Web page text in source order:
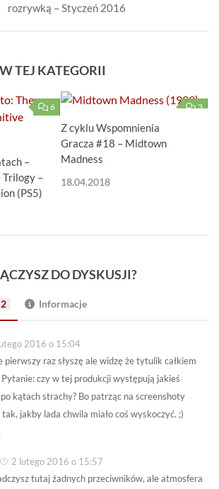
rozrywką – Styczeń 2016
TEJ KATEGORII
6
–
Trilogy –
(PS5)
3
Z cyklu Wspomnienia
Gracza #18 – Midtown
Madness
18.04.2018
DO DYSKUSJI?
2 Informacje
2016 o 15:04
pierwszy raz słyszę ale widzę że tytulik całkiem
czy w tej produkcji występują jakieś
kątach strachy? Bo patrząc na screenshoty
jakby lada chwila miało coś wyskoczyć. ;)
2 lutego 2016 o 15:57
tutaj żadnych przeciwników, ale atmosfera